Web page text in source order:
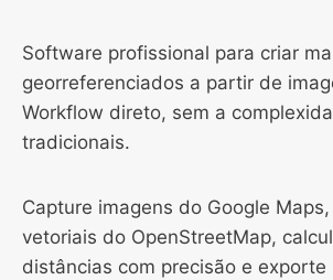
Software profissional para criar
georreferenciados a partir de
Workflow direto, sem a
tradicionais.
Capture imagens do Google
vetoriais do OpenStreetMap,
distâncias com precisão e exporte